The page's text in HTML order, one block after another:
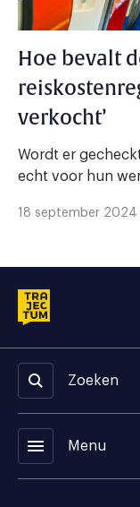
Hoe bevalt
verkocht’
Wordt er
echt voor hun
18 september 2024
Zoeken
menu Menu